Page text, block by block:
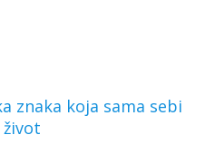
znaka koja sama sebi